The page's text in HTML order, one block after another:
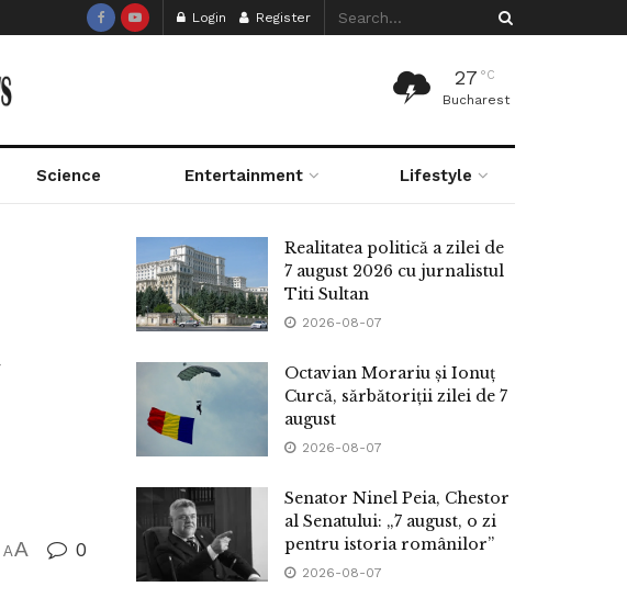
Login Register
27 °C
Bucharest
Science Entertainment Lifestyle
AA 0
Realitatea politică a zilei de
7 august 2026 cu jurnalistul
Titi Sultan
2026-08-07
Octavian Morariu și Ionuț
Curcă, sărbătoriții zilei de 7
august
2026-08-07
Senator Ninel Peia, Chestor
al Senatului: „7 august, o zi
pentru istoria românilor”
2026-08-07